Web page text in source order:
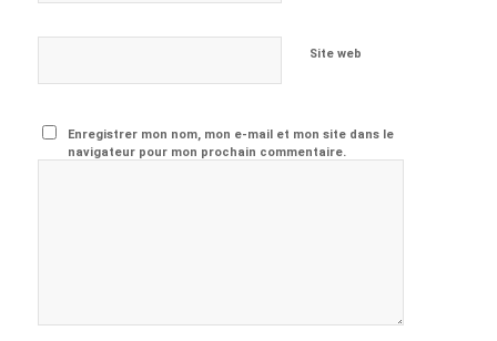
Site web
Enregistrer mon nom, mon e-mail et mon site dans le
navigateur pour mon prochain commentaire.